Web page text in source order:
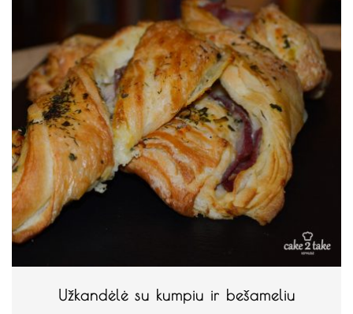
Užkandėlė su kumpiu ir bešameliu